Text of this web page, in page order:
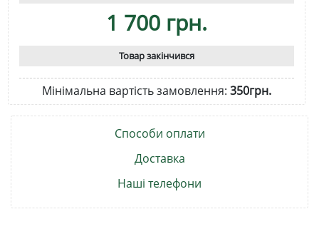
1 700 грн.
Товар закінчився
Мінімальна вартість замовлення: 350грн.
Способи оплати
Доставка
Наші телефони